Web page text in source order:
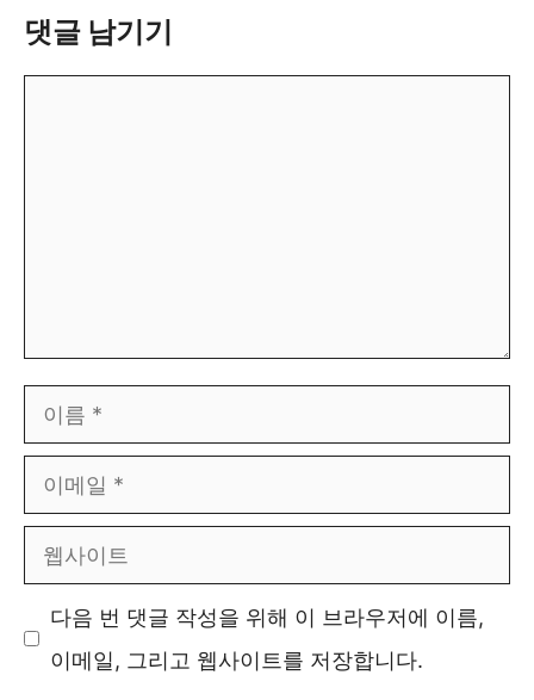
댓글 남기기
름
메
사
이
다음 번 댓글 작성을 위해 이 브라우저에 이름,
이메일, 그리고 웹사이트를 저장합니다.